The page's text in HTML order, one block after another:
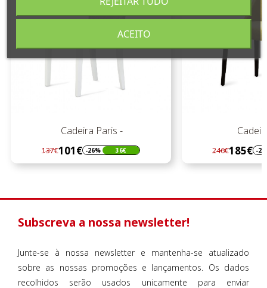
Cadeira Paris -
Regular
preço
137€101€
Preço -26% 36€
Regular
preço
246€185€
Preço -
Subscreva a nossa newsletter!
Junte-se à nossa newsletter e mantenha-se atualizado
sobre as nossas promoções e lançamentos. Os dados
recolhidos serão usados unicamente para enviar
ACEITO